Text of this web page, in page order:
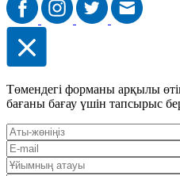
Төмендегі форманы арқылы
бағаны бағау үшін тапсырыс